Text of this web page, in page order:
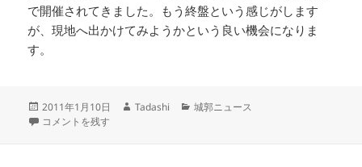
で開催されてきました。もう終盤という感じがします
が、現地へ出かけてみようかという良い機会になりま
す。
投
稿
2011年1月10日
作
Tadashi
カ
城郭ニュース
弘前城築城400年祭 に
コメントを残す